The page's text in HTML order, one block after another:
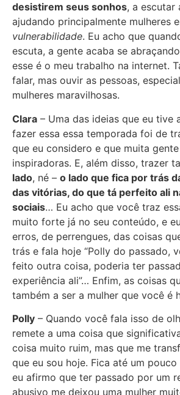
desistirem seus sonhos, a escutar
ajudando principalmente mulheres
vulnerabilidade. Eu acho que
escuta, a gente acaba se
esse é o meu trabalho na internet.
falar, mas ouvir as pessoas,
mulheres maravilhosas.
Clara – Uma das ideias que eu tive
fazer essa essa temporada foi de
que eu considero e que muita
inspiradoras. E, além disso, trazer
lado, né – o lado que fica por trás
das vitórias, do que tá perfeito ali
sociais… Eu acho que você traz
muito forte já no seu conteúdo, e
erros, de perrengues, das coisas
trás e fala hoje “Polly do passado,
feito outra coisa, poderia ter
experiência ali”… Enfim, as coisas
também a ser a mulher que você é
Polly – Quando você fala isso de
remete a uma coisa que
coisa muito ruim, mas que me
que eu sou hoje. Fica até um
eu afirmo que ter passado por um
abusivo me deixou uma mulher